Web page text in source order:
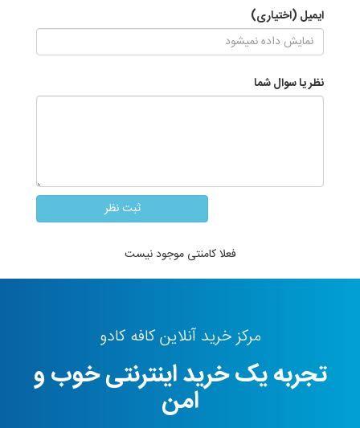
ایمیل (اختیاری)
نظر یا سوال شما
فعلا کامنتی موجود نیست
مرکز خرید آنلاین کافه کادو
تجربه یک خرید اینترنتی خوب و
امن